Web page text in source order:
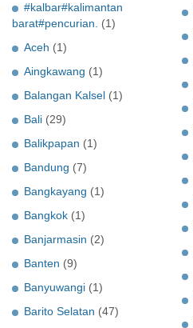
#kalbar#kalimantan
barat#pencurian. (1)
Aceh (1)
Aingkawang (1)
Balangan Kalsel (1)
Bali (29)
Balikpapan (1)
Bandung (7)
Bangkayang (1)
Bangkok (1)
Banjarmasin (2)
Banten (9)
Banyuwangi (1)
Barito Selatan (47)